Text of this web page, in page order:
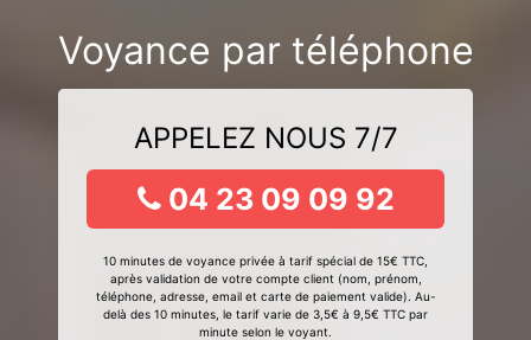
Voyance par téléphone
APPELEZ NOUS 7/7
04 23 09 09 92
10 minutes de voyance privée à tarif spécial de 15€ TTC,
après validation de votre compte client (nom, prénom,
téléphone, adresse, email et carte de paiement valide). Au-
delà des 10 minutes, le tarif varie de 3,5€ à 9,5€ TTC par
minute selon le voyant.